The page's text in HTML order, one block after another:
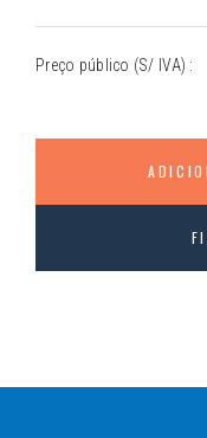
Preço público (S/ IVA) :